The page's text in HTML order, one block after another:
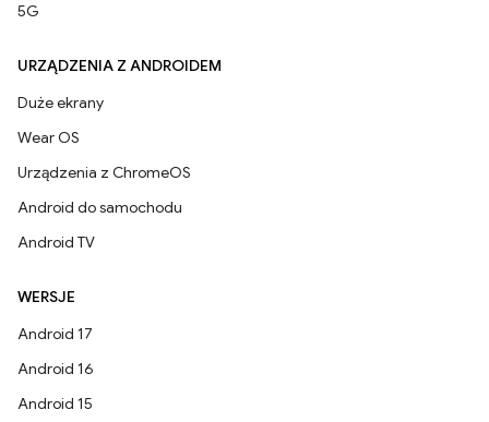
5G
URZĄDZENIA Z ANDROIDEM
Duże ekrany
Wear OS
Urządzenia z ChromeOS
Android do samochodu
Android TV
WERSJE
Android 17
Android 16
Android 15